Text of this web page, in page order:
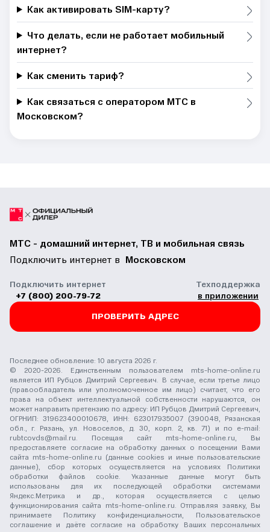
Как активировать SIM-карту?
Что делать, если не работает мобильный
интернет?
Как сменить тариф?
Как связаться с оператором МТС в
Московском?
МТС - домашний интернет, ТВ и мобильная связь
Подключить интернет в Московском
Подключить интернет
+7 (800) 200-79-72
Техподдержка
в приложении
ПРОВЕРИТЬ АДРЕС
Последнее обновление: 10 августа 2026 г.
© 2020-2026. Единственным пользователем mts-home-online.ru
является ИП Рубцов Дмитрий Сергеевич. В случае, если третье лицо
(правообладатель или уполномоченное им лицо) считает, что его
права на объект интеллектуальной собственности нарушаются, он
может направить претензию по адресу: ИП Рубцов Дмитрий Сергеевич,
ОГРНИП: 319623400010678, ИНН: 623017935007 (390048, Рязанская
обл., г. Рязань, ул. Новоселов, д. 30, корп. 2, кв. 71) и по e-mail:
rubtcovds@mail.ru. Посещая сайт mts-home-online.ru, Вы
предоставляете согласие на обработку данных о посещении Вами
сайта mts-home-online.ru (данные cookies и иные пользовательские
данные), сбор которых осуществляется на условиях Политики
обработки файлов cookie. Указанные данные могут быть
использованы для их последующей обработки системами
Яндекс.Метрика и др., которая осуществляется с целью
функционирования сайта mts-home-online.ru. Отправляя заявку, Вы
принимаете Политику конфиденциальности, Пользовательское
соглашение и даёте согласие на обработку Ваших персональных